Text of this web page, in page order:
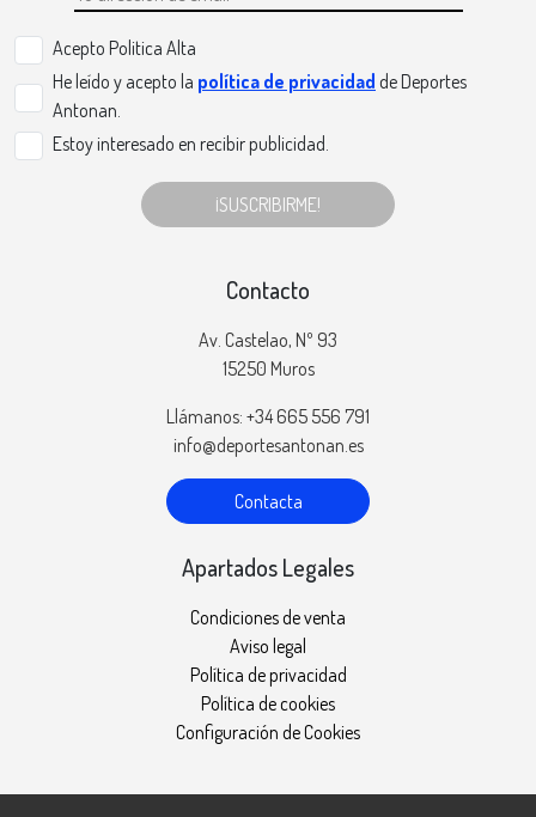
Acepto Politica Alta
He leído y acepto la política de privacidad de Deportes
Antonan.
Estoy interesado en recibir publicidad.
¡SUSCRIBIRME!
Contacto
Av. Castelao, Nº 93
15250 Muros
Llámanos: +34 665 556 791
info@deportesantonan.es
Contacta
Apartados Legales
Condiciones de venta
Aviso legal
Política de privacidad
Política de cookies
Configuración de Cookies